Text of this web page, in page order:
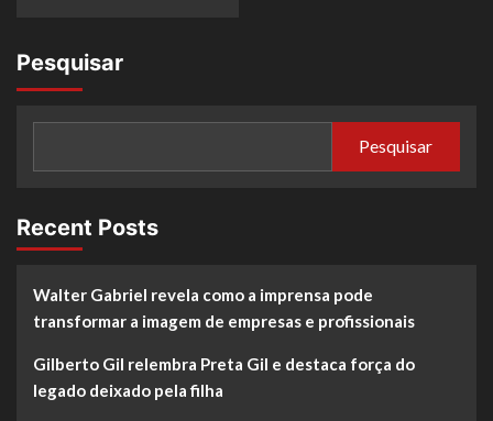
Pesquisar
Pesquisar
Recent Posts
Walter Gabriel revela como a imprensa pode
transformar a imagem de empresas e profissionais
Gilberto Gil relembra Preta Gil e destaca força do
legado deixado pela filha